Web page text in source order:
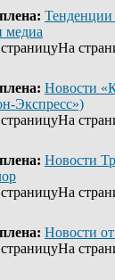
Тенденции
На
Новости
Экспресс»)
На
Новости
На
Новости
На